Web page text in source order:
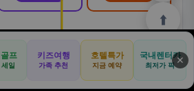
AD
렌트 · 리스 · 월 렌탈료 비교
바로가기 →
⛳
📋
🛒
쿠팡
🎁
테무
⬆️
🚐
기사등록
🛒
아마존
프
일
키즈여행
가족 추천
호텔특가
지금 예약
국내렌터카
최저가 픽 ✕